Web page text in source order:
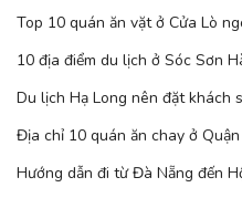
Top 10 quán ăn vặt ở Cửa Lò
10 địa điểm du lịch ở Sóc Sơn
Du lịch Hạ Long nên đặt khách
Địa chỉ 10 quán ăn chay ở
Hướng dẫn đi từ Đà Nẵng đến